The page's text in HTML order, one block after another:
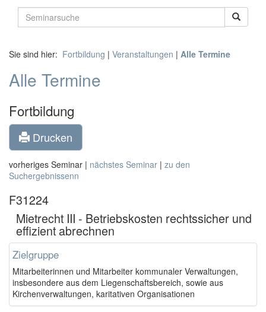
Sie sind hier: Fortbildung | Veranstaltungen | Alle Termine
Alle Termine
Fortbildung
Drucken
vorheriges Seminar | nächstes Seminar | zu den
Suchergebnissenn
F31224
Mietrecht III - Betriebskosten rechtssicher und
effizient abrechnen
Zielgruppe
Mitarbeiterinnen und Mitarbeiter kommunaler Verwaltungen,
insbesondere aus dem Liegenschaftsbereich, sowie aus
Kirchenverwaltungen, karitativen Organisationen